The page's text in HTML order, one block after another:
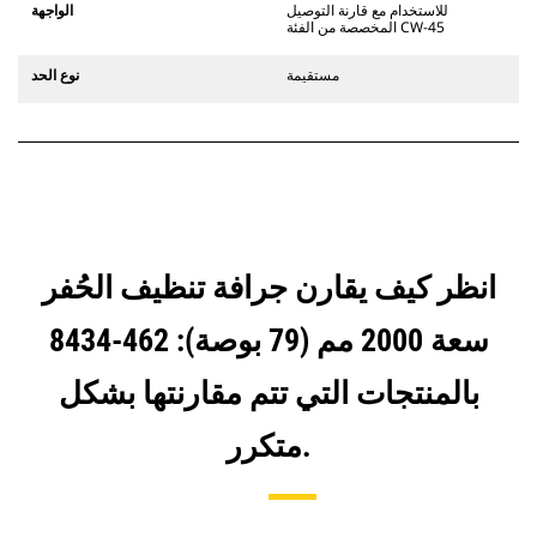
الثابتة. تتميز قارنات التوصيل المخصصة
العجلات.
الواجهة
للاستخدام مع قارنة التوصيل
المخصصة من الفئة CW-45
نوع الحد مستقيمة
انظر كيف يقارن جرافة تنظيف الحُفر
سعة 2000 مم (79 بوصة): 462-8434
بالمنتجات التي تتم مقارنتها بشكل
متكرر.